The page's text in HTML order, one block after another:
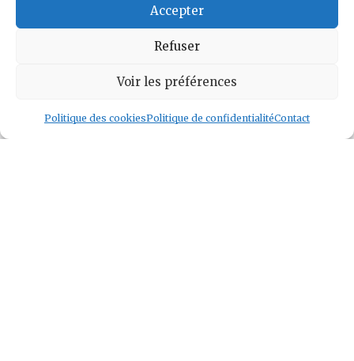
Accepter
Refuser
Voir les préférences
Politique des cookiesPolitique de confidentialitéContact